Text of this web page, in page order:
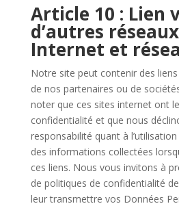
Article 10 : Lien
d’autres
Internet et
Notre site peut contenir des
de nos partenaires ou de
noter que ces sites internet ont
confidentialité et que nous
responsabilité quant à
des informations collectées
ces liens. Nous vous invitons à
de politiques de confidentialité
leur transmettre vos Données